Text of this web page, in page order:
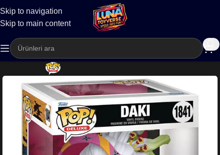
Skip to navigation
Skip to main content
Kargo